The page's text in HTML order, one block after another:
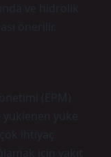
ve hidrolik
önerilir.
(EPM)
yüklenen yüke
ihtiyaç
için yakıt